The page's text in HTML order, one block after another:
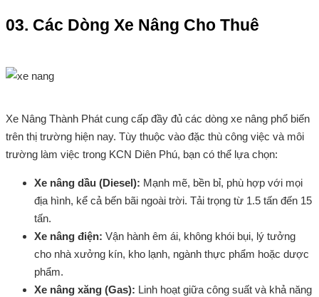
03. Các Dòng Xe Nâng Cho Thuê
Xe Nâng Thành Phát cung cấp đầy đủ các dòng xe nâng phổ biến
trên thị trường hiện nay. Tùy thuộc vào đặc thù công việc và môi
trường làm việc trong KCN Diên Phú, bạn có thể lựa chọn:
Xe nâng dầu (Diesel): Mạnh mẽ, bền bỉ, phù hợp với mọi
địa hình, kể cả bến bãi ngoài trời. Tải trọng từ 1.5 tấn đến 15
tấn.
Xe nâng điện: Vận hành êm ái, không khói bụi, lý tưởng
cho nhà xưởng kín, kho lạnh, ngành thực phẩm hoặc dược
phẩm.
Xe nâng xăng (Gas): Linh hoạt giữa công suất và khả năng